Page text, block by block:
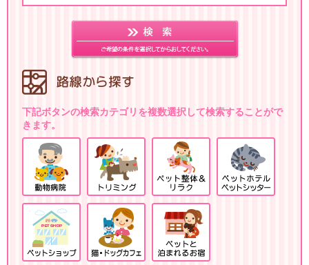
下記ボタンの検索カテゴリを複数選択して検索することがで
きます。